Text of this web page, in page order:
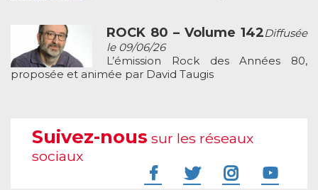
ROCK 80 – Volume 142Diffusée
le 09/06/26
L’émission Rock des Années 80,
proposée et animée par David Taugis
Suivez-nous sur les réseaux
sociaux